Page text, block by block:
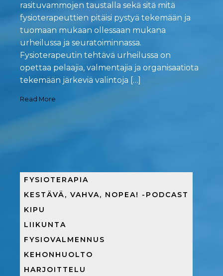
rasituvammojen taustalla sekä sitä mitä
fysioterapeuttien pitäisi pystyä tekemään ja
tuomaan mukaan ollessaan mukana
urheilussa ja seuratoiminnassa.
Fysioterapeutin tehtävä urheilussa on
opettaa pelaajia, valmentajia ja organisaatiota
tekemään järkeviä valintoja […]
Read More
FYSIOTERAPIA
KESTÄVÄ, VAHVA, NOPEA! -PODCAST
KIPU
LIIKUNTA
FYSIOVALMENNUS
KEHONHUOLTO
HARJOITTELU